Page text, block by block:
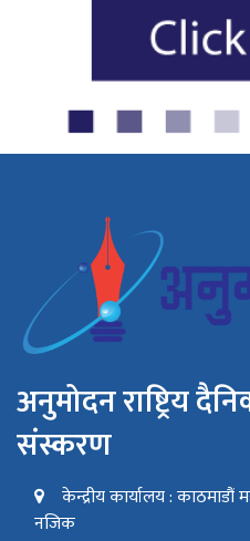
अनुमोदन राष्ट्रिय
संस्करण
केन्द्रीय कार्यालय :
नजिक